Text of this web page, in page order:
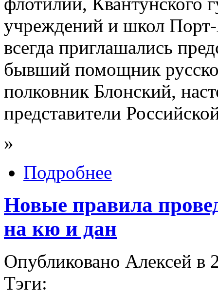
учреждений и школ
всегда приглашались
бывший помощник
полковник Блонский,
представители
»
Подробнее
Новые правила
на кю и дан
Опубликовано Алексей в
Тэги: